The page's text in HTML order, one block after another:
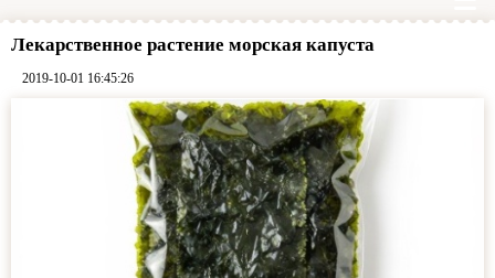
Лекарственное растение морская капуста
2019-10-01 16:45:26